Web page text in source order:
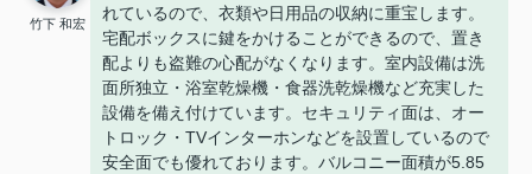
竹下 和宏
れているので、衣類や日用品の収納に重宝します。
宅配ボックスに鍵をかけることができるので、置き
配よりも盗難の心配がなくなります。室内設備は洗
面所独立・浴室乾燥機・食器洗乾燥機など充実した
設備を備え付けています。セキュリティ面は、オー
トロック・TVインターホンなどを設置しているので
安全面でも優れております。バルコニー面積が5.85